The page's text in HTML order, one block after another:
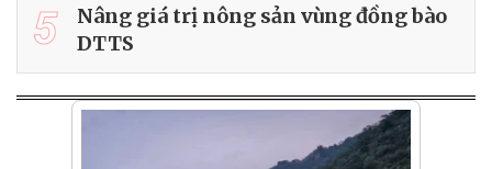
5
Nâng giá trị nông sản vùng đồng bào
DTTS